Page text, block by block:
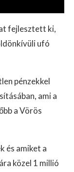
fejlesztett ki,
ufó
pénzekkel
ami a
a Vörös
és amiket a
közel 1 millió